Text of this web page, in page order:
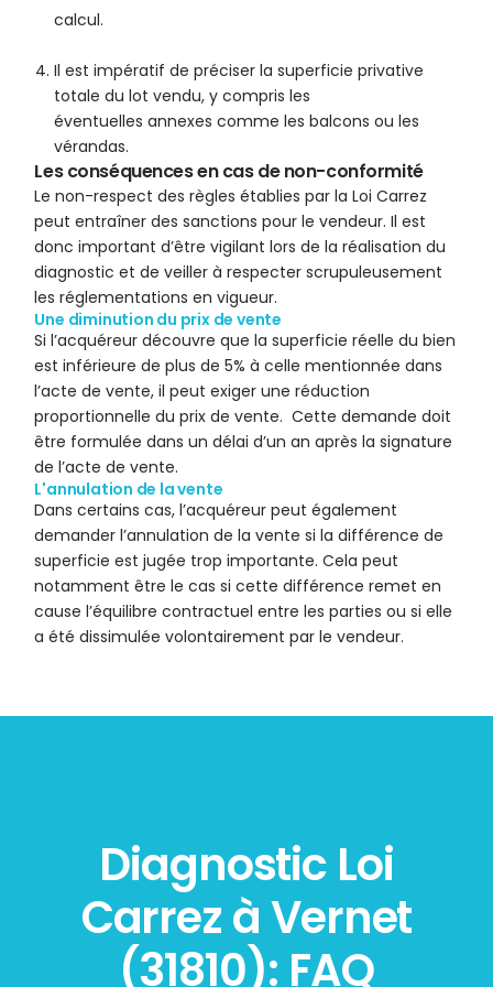
calcul.
Il est impératif de préciser la superficie privative
totale du lot vendu, y compris les
éventuelles annexes comme les balcons ou les
vérandas.
Les conséquences en cas de non-conformité
Le non-respect des règles établies par la Loi Carrez
peut entraîner des sanctions pour le vendeur. Il est
donc important d’être vigilant lors de la réalisation du
diagnostic et de veiller à respecter scrupuleusement
les réglementations en vigueur.
Une diminution du prix de vente
Si l’acquéreur découvre que la superficie réelle du bien
est inférieure de plus de 5% à celle mentionnée dans
l’acte de vente, il peut exiger une réduction
proportionnelle du prix de vente. Cette demande doit
être formulée dans un délai d’un an après la signature
de l’acte de vente.
L'annulation de la vente
Dans certains cas, l’acquéreur peut également
demander l’annulation de la vente si la différence de
superficie est jugée trop importante. Cela peut
notamment être le cas si cette différence remet en
cause l’équilibre contractuel entre les parties ou si elle
a été dissimulée volontairement par le vendeur.
Diagnostic Loi
Carrez à Vernet
(31810): FAQ